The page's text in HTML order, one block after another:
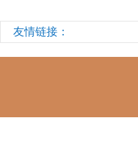
友情链接：